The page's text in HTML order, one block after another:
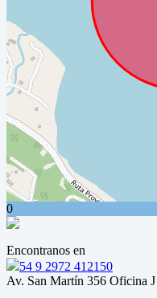
0
Encontranos en
54 9 2972 412150
Av. San Martín 356 Oficina J